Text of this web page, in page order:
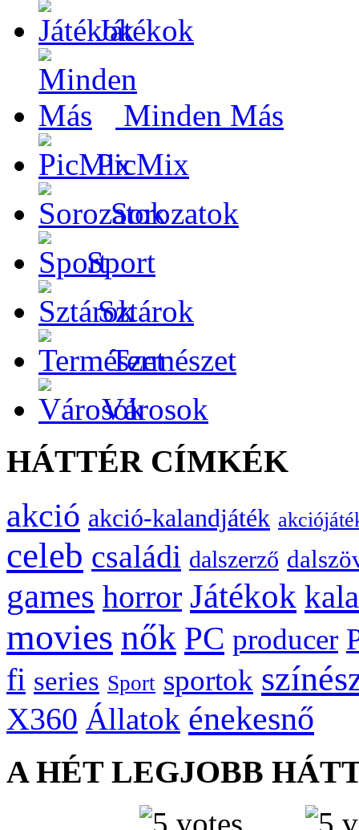
Játékok
Minden Más
PicMix
Sorozatok
Sport
Sztárok
Természet
Városok
HÁTTÉR CÍMKÉK
akció akció-kalandjáték
celeb családi dalszerző
games horror Játékok
movies nők PC producer
fi series Sport sportok
X360 Állatok énekesnő
A HÉT LEGJOBB